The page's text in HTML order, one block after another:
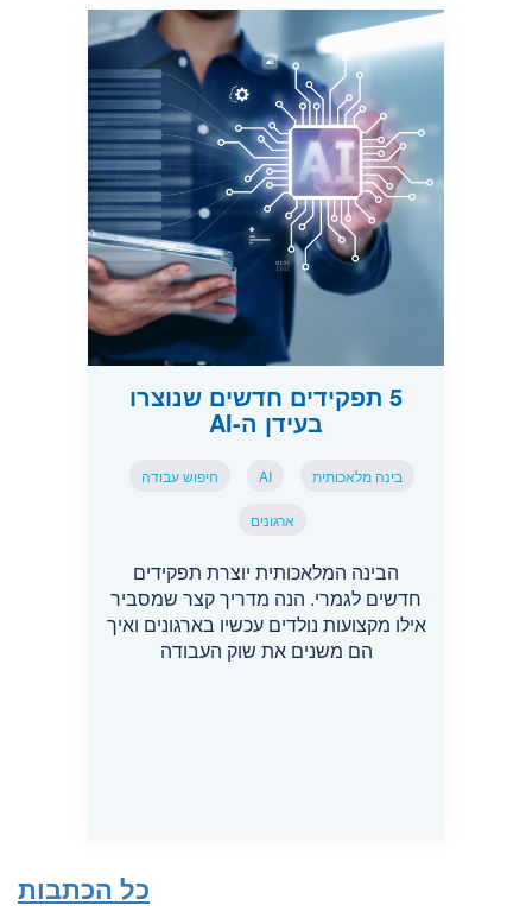
5 תפקידים חדשים שנוצרו
בעידן ה-AI
בינה מלאכותית AI חיפוש עבודה
ארגונים
הבינה המלאכותית יוצרת תפקידים
חדשים לגמרי. הנה מדריך קצר שמסביר
אילו מקצועות נולדים עכשיו בארגונים ואיך
הם משנים את שוק העבודה
כל הכתבות